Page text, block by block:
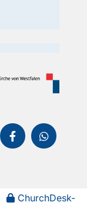
ChurchDesk-